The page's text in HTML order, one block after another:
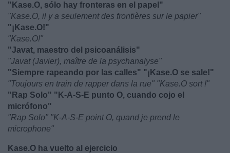
"Kase.O, sólo hay fronteras en el papel"
"Kase.O, il y a seulement des frontières sur le papier"
"¡Kase.O!"
"Kase.O!"
"Javat, maestro del psicoanálisis"
"Javat (Javier), maître de la psychanalyse"
"Siempre rapeando por las calles" "¡Kase.O se sale!"
"Toujours en train de rapper dans la rue" "Kase.O sort !"
"Rap Solo" "K-A-S-E punto O, cuando cojo el
micrófono"
"Rap Solo" "K-A-S-E point O, quand je prend le
microphone"
Kase.O ha vuelto al ejercicio